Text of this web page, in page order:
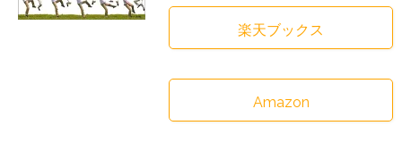
楽天ブックス
Amazon